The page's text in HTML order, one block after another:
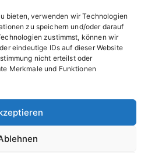
bieten, verwenden wir Technologien
zu speichern und/oder darauf
zustimmst, können wir
eindeutige IDs auf dieser Website
nicht erteilst oder
Merkmale und Funktionen
Add to cart
– Kassel. |Cookie-
byZakra